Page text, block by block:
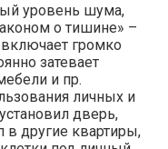
уровень шума,
о тишине» –
громко
затевает
и пр.
личных и
дверь,
в другие квартиры,